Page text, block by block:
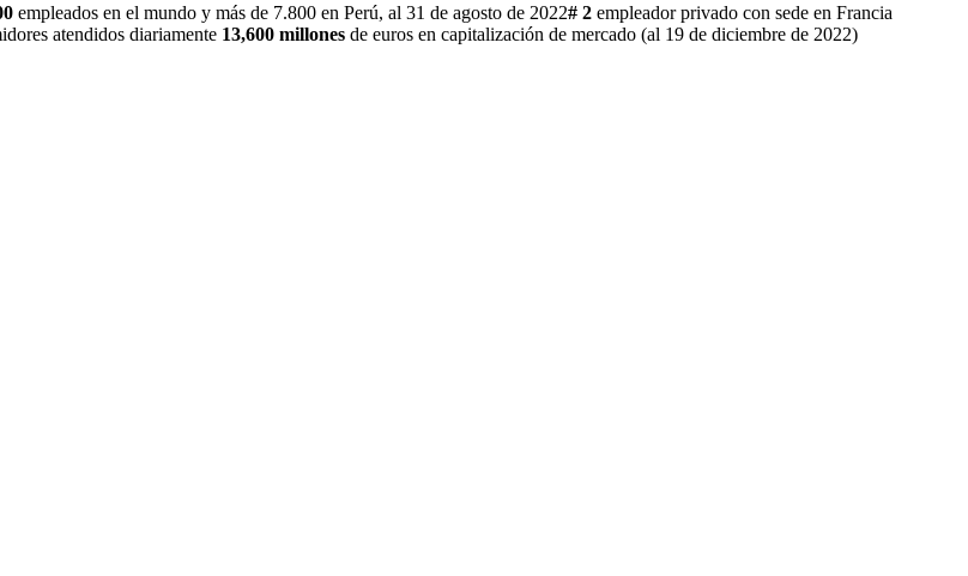
empleados en el mundo y más de 7.800 en Perú, al 31 de agosto de 2022# 2 empleador privado con sede en Francia
atendidos diariamente 13,600 millones de euros en capitalización de mercado (al 19 de diciembre de 2022)